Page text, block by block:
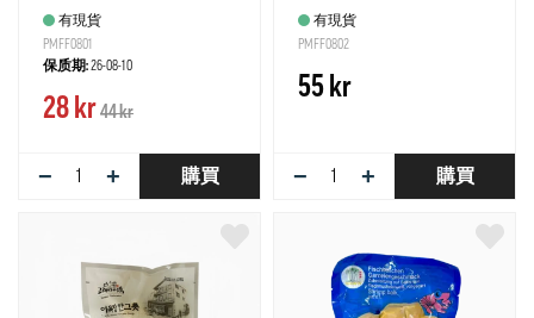
有現貨
PMFF0801
保质期:26-08-10
28 kr44 kr
− + 購買
有現貨
PMFF0802
55 kr
− + 購買